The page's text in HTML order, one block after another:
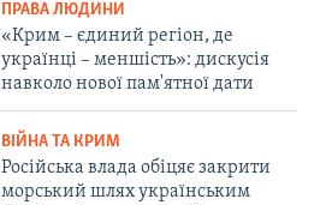
ПРАВА ЛЮДИНИ
«Крим – єдиний регіон, де
українці – меншість»: дискусія
навколо нової пам'ятної дати
ВІЙНА ТА КРИМ
Російська влада обіцяє закрити
морський шлях українським